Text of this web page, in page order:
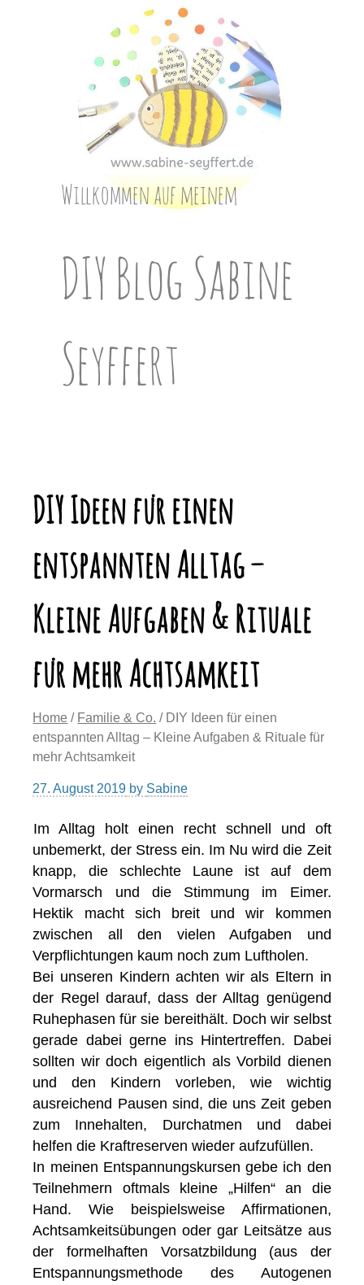
Willkommen auf meinem
DIY Blog Sabine
Seyffert
DIY Ideen für einen
entspannten Alltag –
Kleine Aufgaben & Rituale
für mehr Achtsamkeit
Home / Familie & Co. / DIY Ideen für einen
entspannten Alltag – Kleine Aufgaben & Rituale für
mehr Achtsamkeit
27. August 2019 by Sabine
Im Alltag holt einen recht schnell und oft
unbemerkt, der Stress ein. Im Nu wird die Zeit
knapp, die schlechte Laune ist auf dem
Vormarsch und die Stimmung im Eimer.
Hektik macht sich breit und wir kommen
zwischen all den vielen Aufgaben und
Verpflichtungen kaum noch zum Luftholen.
Bei unseren Kindern achten wir als Eltern in
der Regel darauf, dass der Alltag genügend
Ruhephasen für sie bereithält. Doch wir selbst
gerade dabei gerne ins Hintertreffen. Dabei
sollten wir doch eigentlich als Vorbild dienen
und den Kindern vorleben, wie wichtig
ausreichend Pausen sind, die uns Zeit geben
zum Innehalten, Durchatmen und dabei
helfen die Kraftreserven wieder aufzufüllen.
In meinen Entspannungskursen gebe ich den
Teilnehmern oftmals kleine „Hilfen“ an die
Hand. Wie beispielsweise Affirmationen,
Achtsamkeitsübungen oder gar Leitsätze aus
der formelhaften Vorsatzbildung (aus der
Entspannungsmethode des Autogenen